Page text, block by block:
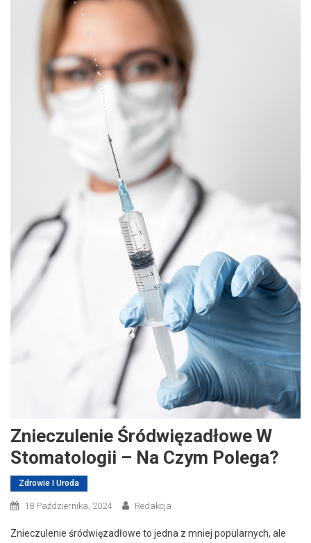
Znieczulenie Śródwięzadłowe W
Stomatologii – Na Czym Polega?
Zdrowie I Uroda
18 Października, 2024 Redakcja
Znieczulenie śródwięzadłowe to jedna z mniej popularnych, ale